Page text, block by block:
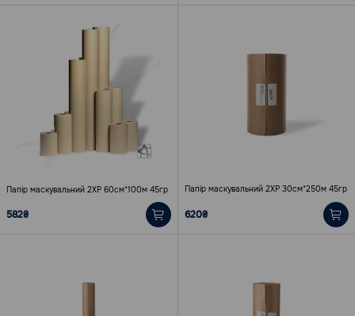
Папір маскувальний 2XP 60см*100м 45гр
582₴
Папір маскувальний 2XP 30см*250м 45гр
620₴